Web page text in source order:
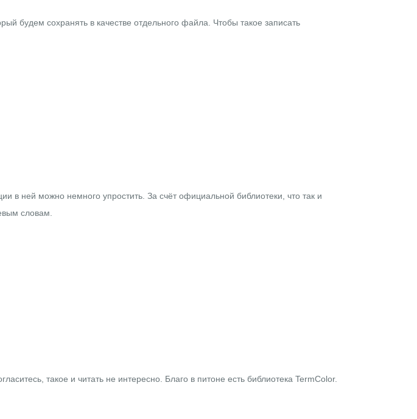
будем сохранять в качестве отдельного файла. Чтобы такое записать
в ней можно немного упростить. За счёт официальной библиотеки, что так и
словам.
такое и читать не интересно. Благо в питоне есть библиотека TermColor.